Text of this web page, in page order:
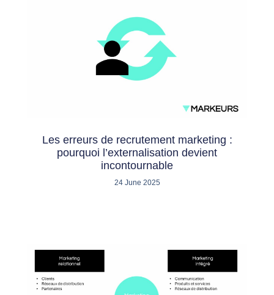
Les erreurs de recrutement marketing :
pourquoi l’externalisation devient
incontournable
24 June 2025